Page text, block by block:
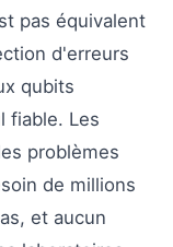
pas équivalent
d'erreurs
qubits
fiable. Les
problèmes
de millions
et aucun